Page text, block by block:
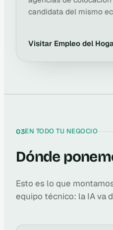
candidata del mismo
Visitar Empleo del
03EN TODO TU NEGOCIO
Dónde
Esto es lo que
equipo técnico: la IA va